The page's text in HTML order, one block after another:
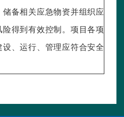
备相关应急物资并组织应
得到有效控制。项目各项
、运行、管理应符合安全